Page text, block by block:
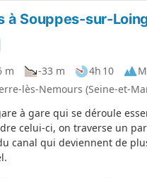
à Souppes-sur-
m -33 m 4h 10
lès-Nemours (Seine-et-
à gare qui se déroule
celui-ci, on traverse un
canal qui deviennent de